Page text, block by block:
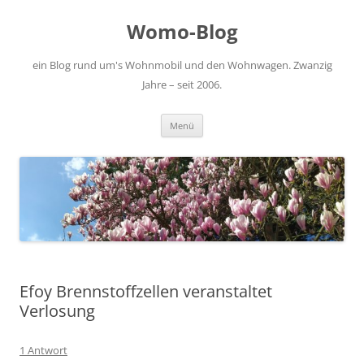
Womo-Blog
ein Blog rund um's Wohnmobil und den Wohnwagen. Zwanzig
Jahre – seit 2006.
Menü
Efoy Brennstoffzellen veranstaltet
Verlosung
1 Antwort